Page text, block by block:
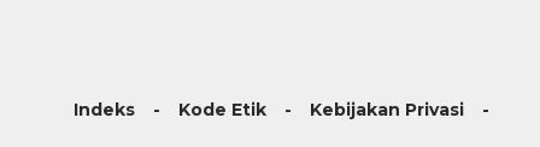
Indeks Kode Etik Kebijakan Privasi